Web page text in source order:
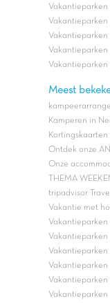
Vakantieparken
Vakantieparken
Vakantieparken
Meest
Kamperen in
Kortingskaarten
Ontdek onze
Onze
THEMA
tripadvisor
Vakantie met
Vakantieparken
Vakantieparken
Vakantieparken
Vakantieparken